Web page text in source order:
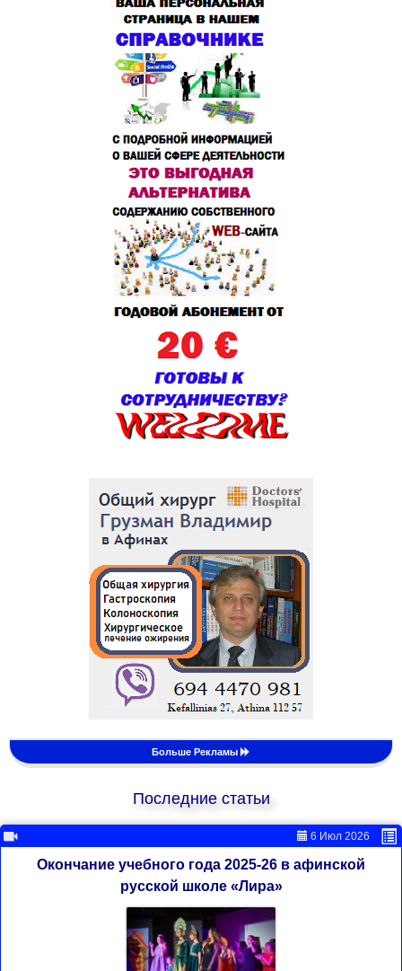
Больше Рекламы
Последние статьи
6 Июл 2026
Окончание учебного года 2025-26 в афинской
русской школе «Лира»